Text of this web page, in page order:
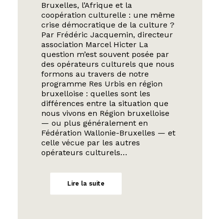
Bruxelles, l’Afrique et la
coopération culturelle : une même
crise démocratique de la culture ?
Par Frédéric Jacquemin, directeur
association Marcel Hicter La
question m’est souvent posée par
des opérateurs culturels que nous
formons au travers de notre
programme Res Urbis en région
bruxelloise : quelles sont les
différences entre la situation que
nous vivons en Région bruxelloise
— ou plus généralement en
Fédération Wallonie-Bruxelles — et
celle vécue par les autres
opérateurs culturels…
Lire la suite